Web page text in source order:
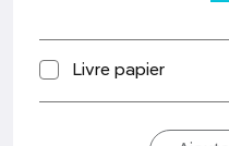
Livre papier